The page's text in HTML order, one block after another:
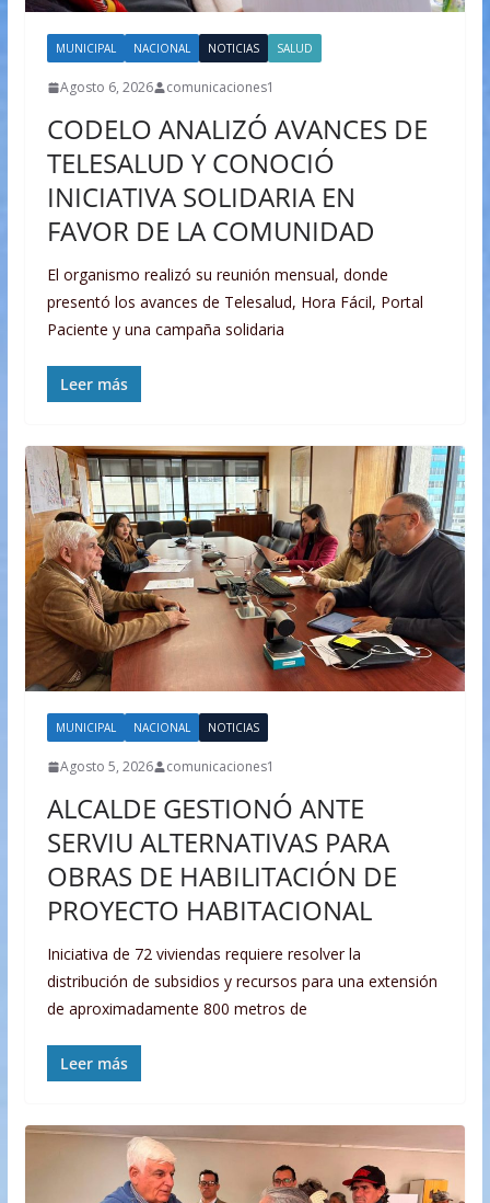
MUNICIPAL NACIONAL NOTICIAS SALUD
Agosto 6, 2026 comunicaciones1
CODELO ANALIZÓ AVANCES DE
TELESALUD Y CONOCIÓ
INICIATIVA SOLIDARIA EN
FAVOR DE LA COMUNIDAD
El organismo realizó su reunión mensual, donde
presentó los avances de Telesalud, Hora Fácil, Portal
Paciente y una campaña solidaria
Leer más
MUNICIPAL NACIONAL NOTICIAS
Agosto 5, 2026 comunicaciones1
ALCALDE GESTIONÓ ANTE
SERVIU ALTERNATIVAS PARA
OBRAS DE HABILITACIÓN DE
PROYECTO HABITACIONAL
Iniciativa de 72 viviendas requiere resolver la
distribución de subsidios y recursos para una extensión
de aproximadamente 800 metros de
Leer más